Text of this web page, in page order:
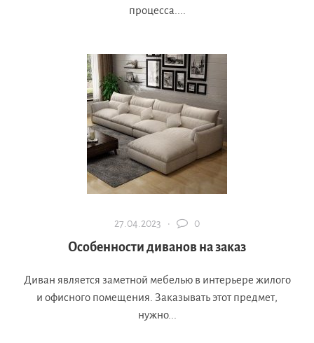
процесса....
27.04.2023 · 0
Особенности диванов на заказ
Диван является заметной мебелью в интерьере жилого
и офисного помещения. Заказывать этот предмет,
нужно...